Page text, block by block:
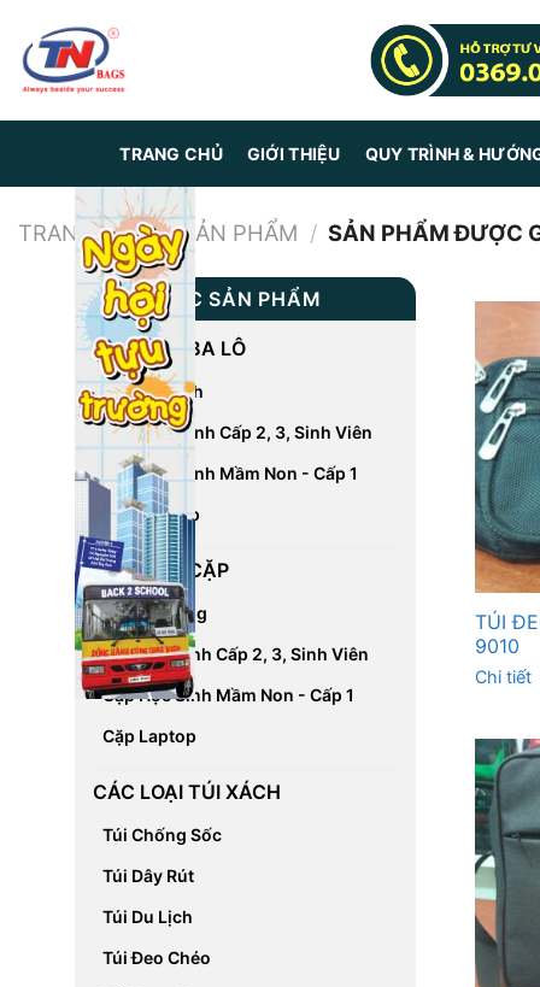
content
TRANG CHỦ GIỚI THIỆU QUY TRÌNH &
TRANG CHỦ / SẢN PHẨM / SẢN PHẨM ĐƯỢC
DANH MỤC SẢN PHẨM
CÁC LOẠI BA LÔ
Balo Du Lịch
Balo Học Sinh Cấp 2, 3, Sinh Viên
Balo Học Sinh Mầm Non - Cấp 1
Balo Laptop
CÁC LOẠI CẶP
Cặp Đa Năng
Cặp Học Sinh Cấp 2, 3, Sinh Viên
Cặp Học Sinh Mầm Non - Cấp 1
Cặp Laptop
CÁC LOẠI TÚI XÁCH
Túi Chống Sốc
Túi Dây Rút
Túi Du Lịch
Túi Đeo Chéo
TÚI
9010
Chi tiết